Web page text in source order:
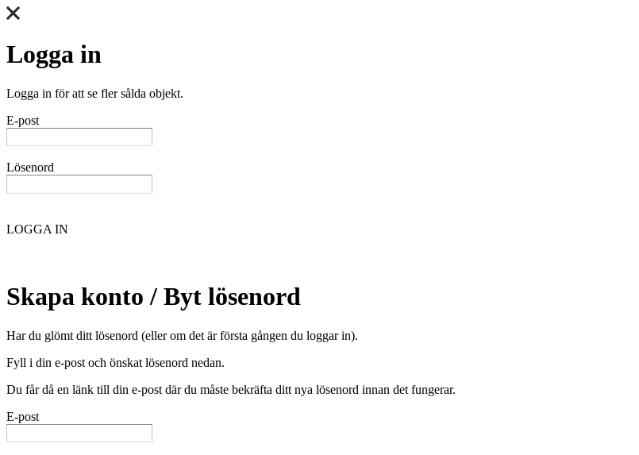
Logga in
Logga in för att se fler sålda objekt.
E-post
Lösenord
LOGGA IN
Skapa konto / Byt lösenord
Har du glömt ditt lösenord (eller om det är första gången du loggar in).
Fyll i din e-post och önskat lösenord nedan.
Du får då en länk till din e-post där du måste bekräfta ditt nya lösenord innan det fungerar.
E-post